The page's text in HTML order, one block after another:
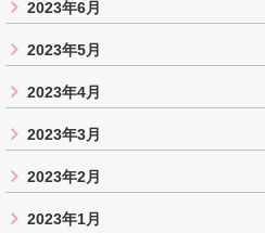
2023年6月
2023年5月
2023年4月
2023年3月
2023年2月
2023年1月